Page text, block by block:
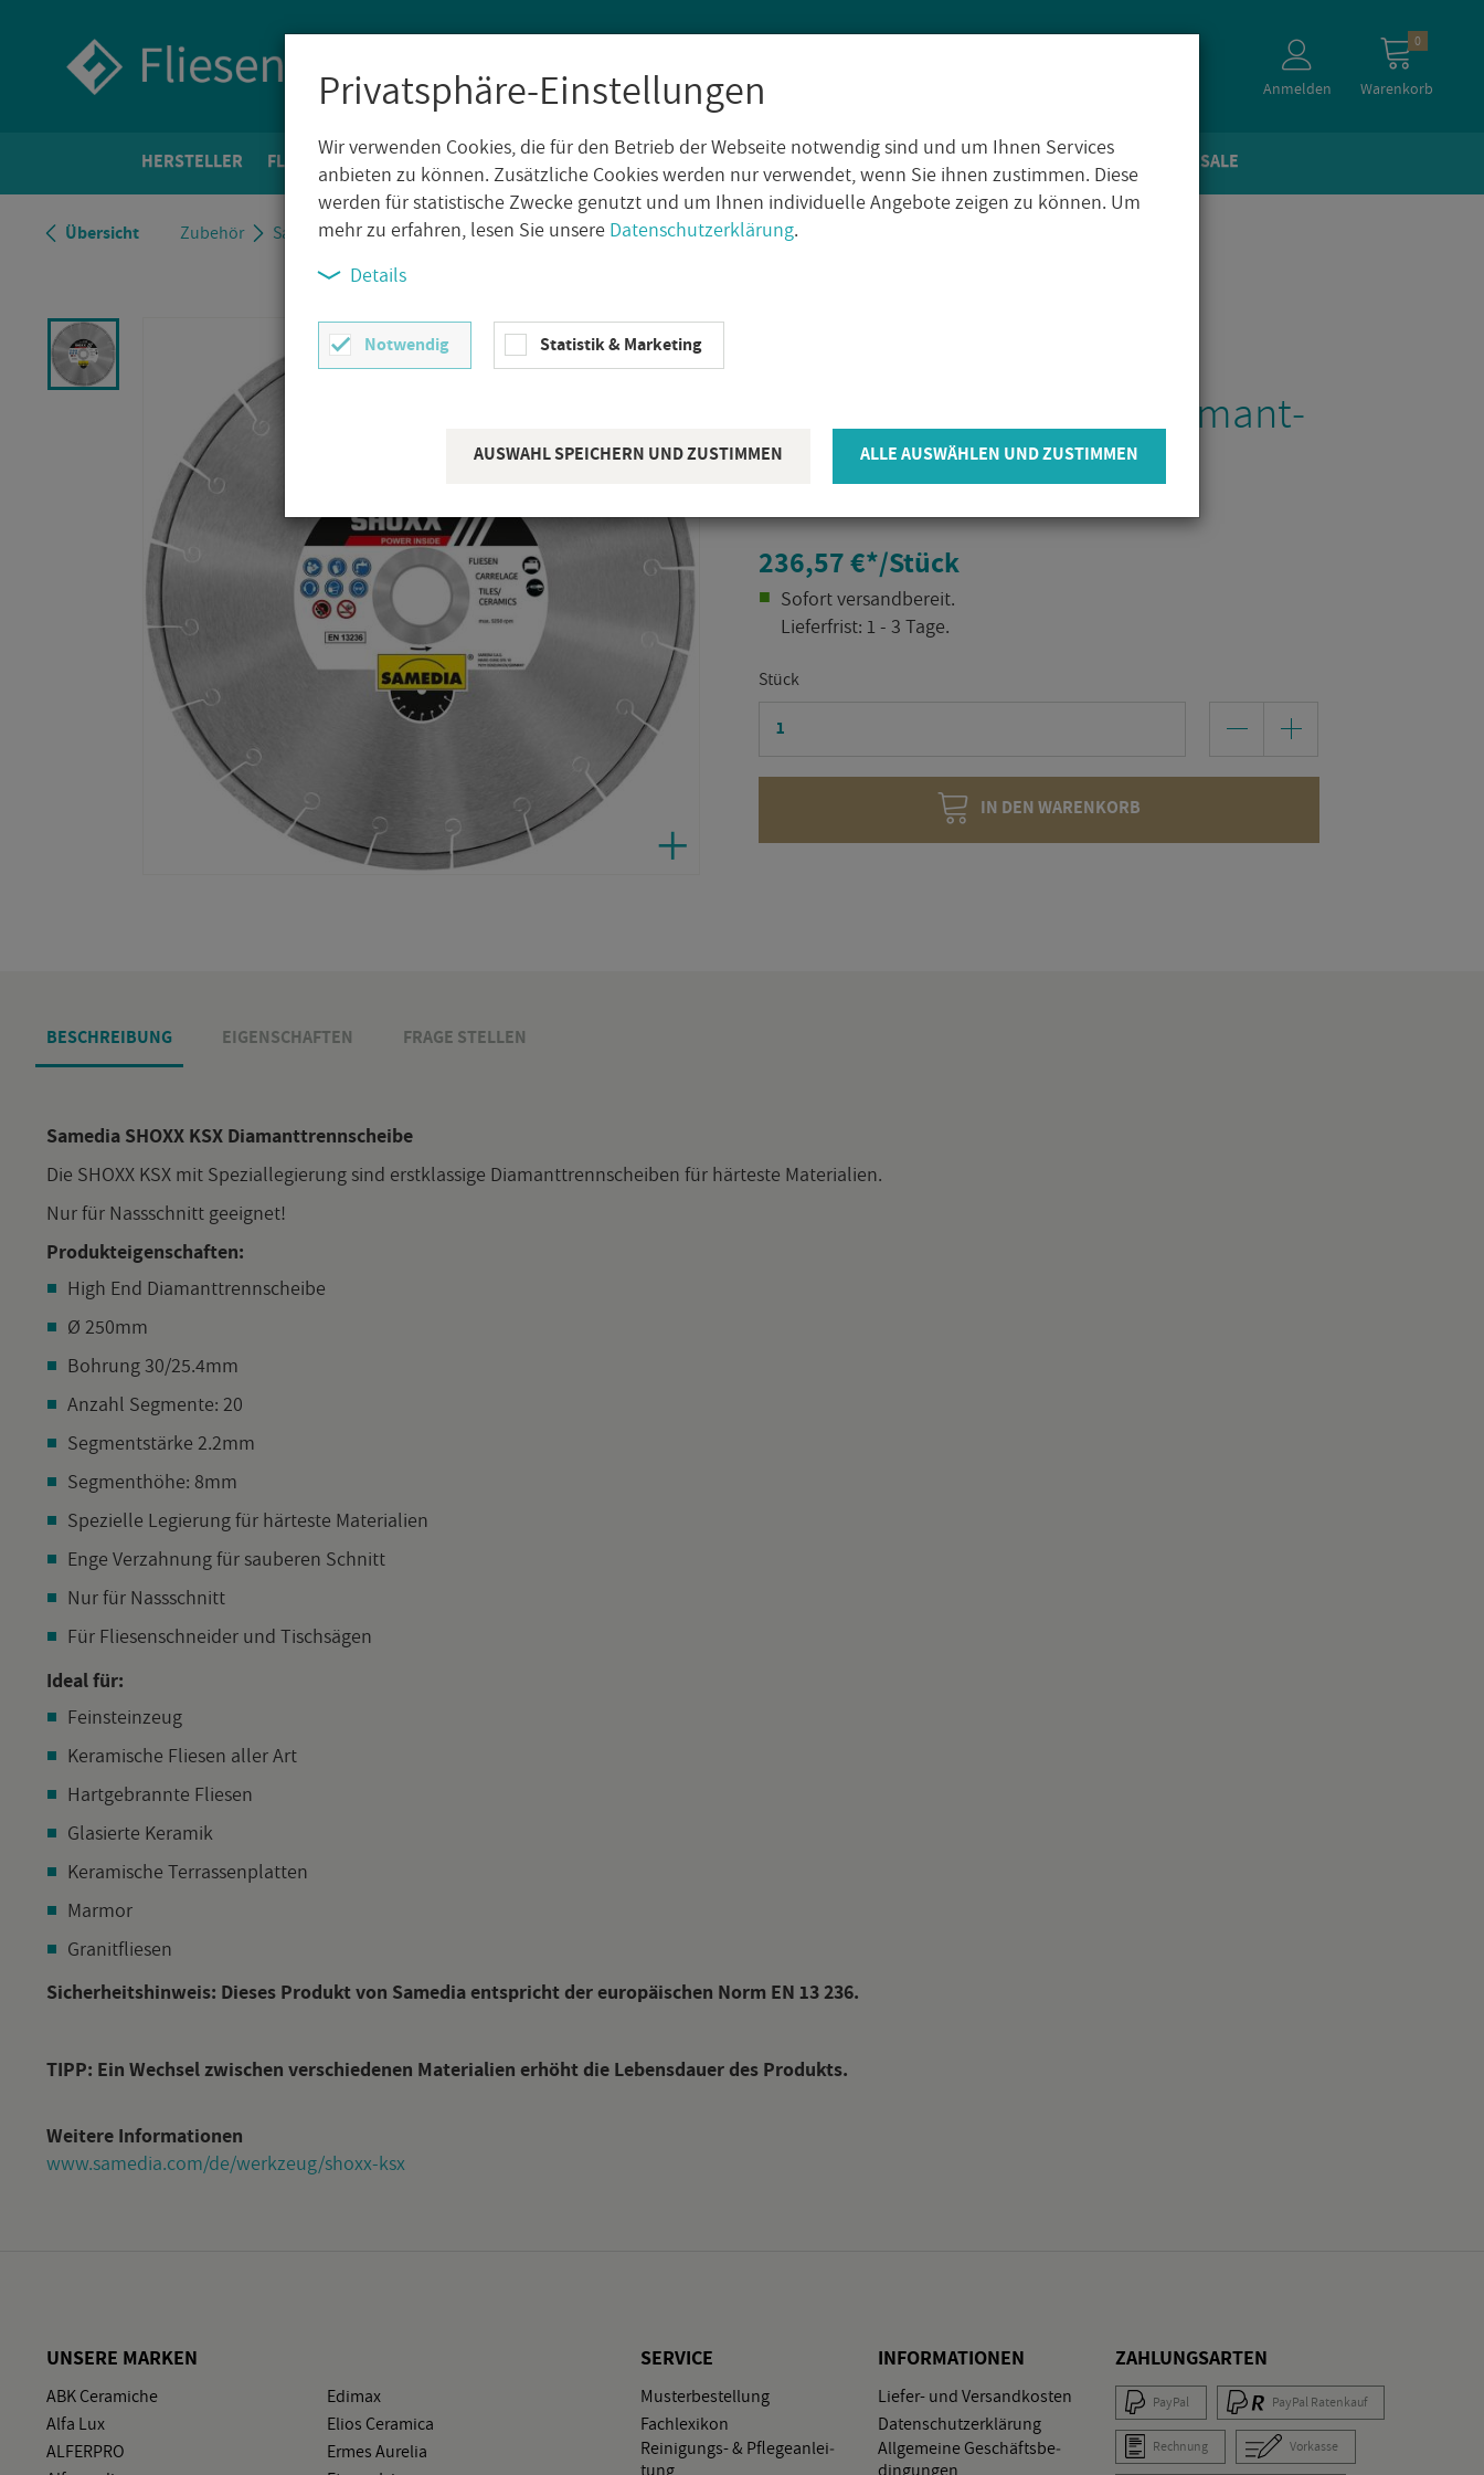
Privatsphäre-Einstellungen
Wir verwenden Cookies, die für den Betrieb der Webseite notwendig sind und um Ihnen Services
anbieten zu können. Zusätzliche Cookies werden nur verwendet, wenn Sie ihnen zustimmen. Diese
werden für statistische Zwecke genutzt und um Ihnen individuelle Angebote zeigen zu können. Um
mehr zu erfahren, lesen Sie unsere Datenschutzerklärung.
Details
Notwendig Statistik & Marketing
AUSWAHL SPEICHERN UND ZUSTIMMEN ALLE AUSWÄHLEN UND ZUSTIMMEN
Anmelden
0
Warenkorb
HER­STEL­LER FLIE­SEN­WELT BO­DEN­FLIE­SEN WAND­FLIE­SEN AUS­SEN­FLIE­SEN DE­KO­RE NA­TUR­STEIN­OP­TIK ZU­BE­HÖR SALE
Über­sicht Zu­be­hör Sa­me­dia SHOXX KSX Dia­mant­trenn­schei­be Ø250mm
Sa­me­dia SHOXX KSX Dia­mant­
trenn­schei­be Ø250mm
236,57 €*/Stück
So­fort ver­sand­be­reit.
Lie­fer­frist: 1 - 3 Tage.
Stück
IN DEN WARENKORB
BE­SCHREI­BUNG EI­GEN­SCHAF­TEN FRAGE STEL­LEN
Sa­me­dia SHOXX KSX Dia­mant­trenn­schei­be
Die SHOXX KSX mit Spe­zi­al­le­gie­rung sind erst­klas­si­ge Dia­mant­trenn­schei­ben für här­tes­te Ma­te­ria­li­en.
Nur für Nass­schnitt ge­eig­net!
Pro­duk­t­ei­gen­schaf­ten:
High End Dia­mant­trenn­schei­be
Ø 250mm
Boh­rung 30/25.4mm
An­zahl Seg­men­te: 20
Seg­ment­stär­ke 2.2mm
Seg­ment­hö­he: 8mm
Spe­zi­el­le Le­gie­rung für här­tes­te Ma­te­ria­li­en
Enge Ver­zah­nung für sau­be­ren Schnitt
Nur für Nass­schnitt
Für Flie­sen­schnei­der und Tisch­sä­gen
Ideal für:
Fein­stein­zeug
Ke­ra­mi­sche Flie­sen aller Art
Hart­ge­brann­te Flie­sen
Gla­sier­te Ke­ra­mik
Ke­ra­mi­sche Ter­ras­sen­plat­ten
Mar­mor
Gra­nit­flie­sen
Si­cher­heits­hin­weis: Die­ses Pro­dukt von Sa­me­dia ent­spricht der eu­ro­päi­schen Norm EN 13 236.
TIPP: Ein Wech­sel zwi­schen ver­schie­de­nen Ma­te­ria­li­en er­höht die Le­bens­dau­er des Pro­dukts.
Wei­te­re In­for­ma­tio­nen
www.​samedia.​com/​de/​werkzeug/​shoxx-​ksx
UN­SE­RE MAR­KEN
ABK Ce­ra­mi­che
Alfa Lux
AL­FER­PRO
Edi­max
Elios Ce­ra­mi­ca
Ermes Au­re­lia
SER­VICE
Mus­ter­be­stel­lung
Fach­le­xi­kon
Rei­ni­gungs- & Pfle­ge­an­lei­
tung
IN­FOR­MA­TIO­NEN
Lie­fer- und Ver­sand­kos­ten
Da­ten­schutz­er­klä­rung
All­ge­mei­ne Ge­schäfts­be­
din­gun­gen
ZAH­LUNGS­AR­TEN
Pay­Pal Pay­Pal Ra­ten­kauf
Rech­nung Vor­kas­se